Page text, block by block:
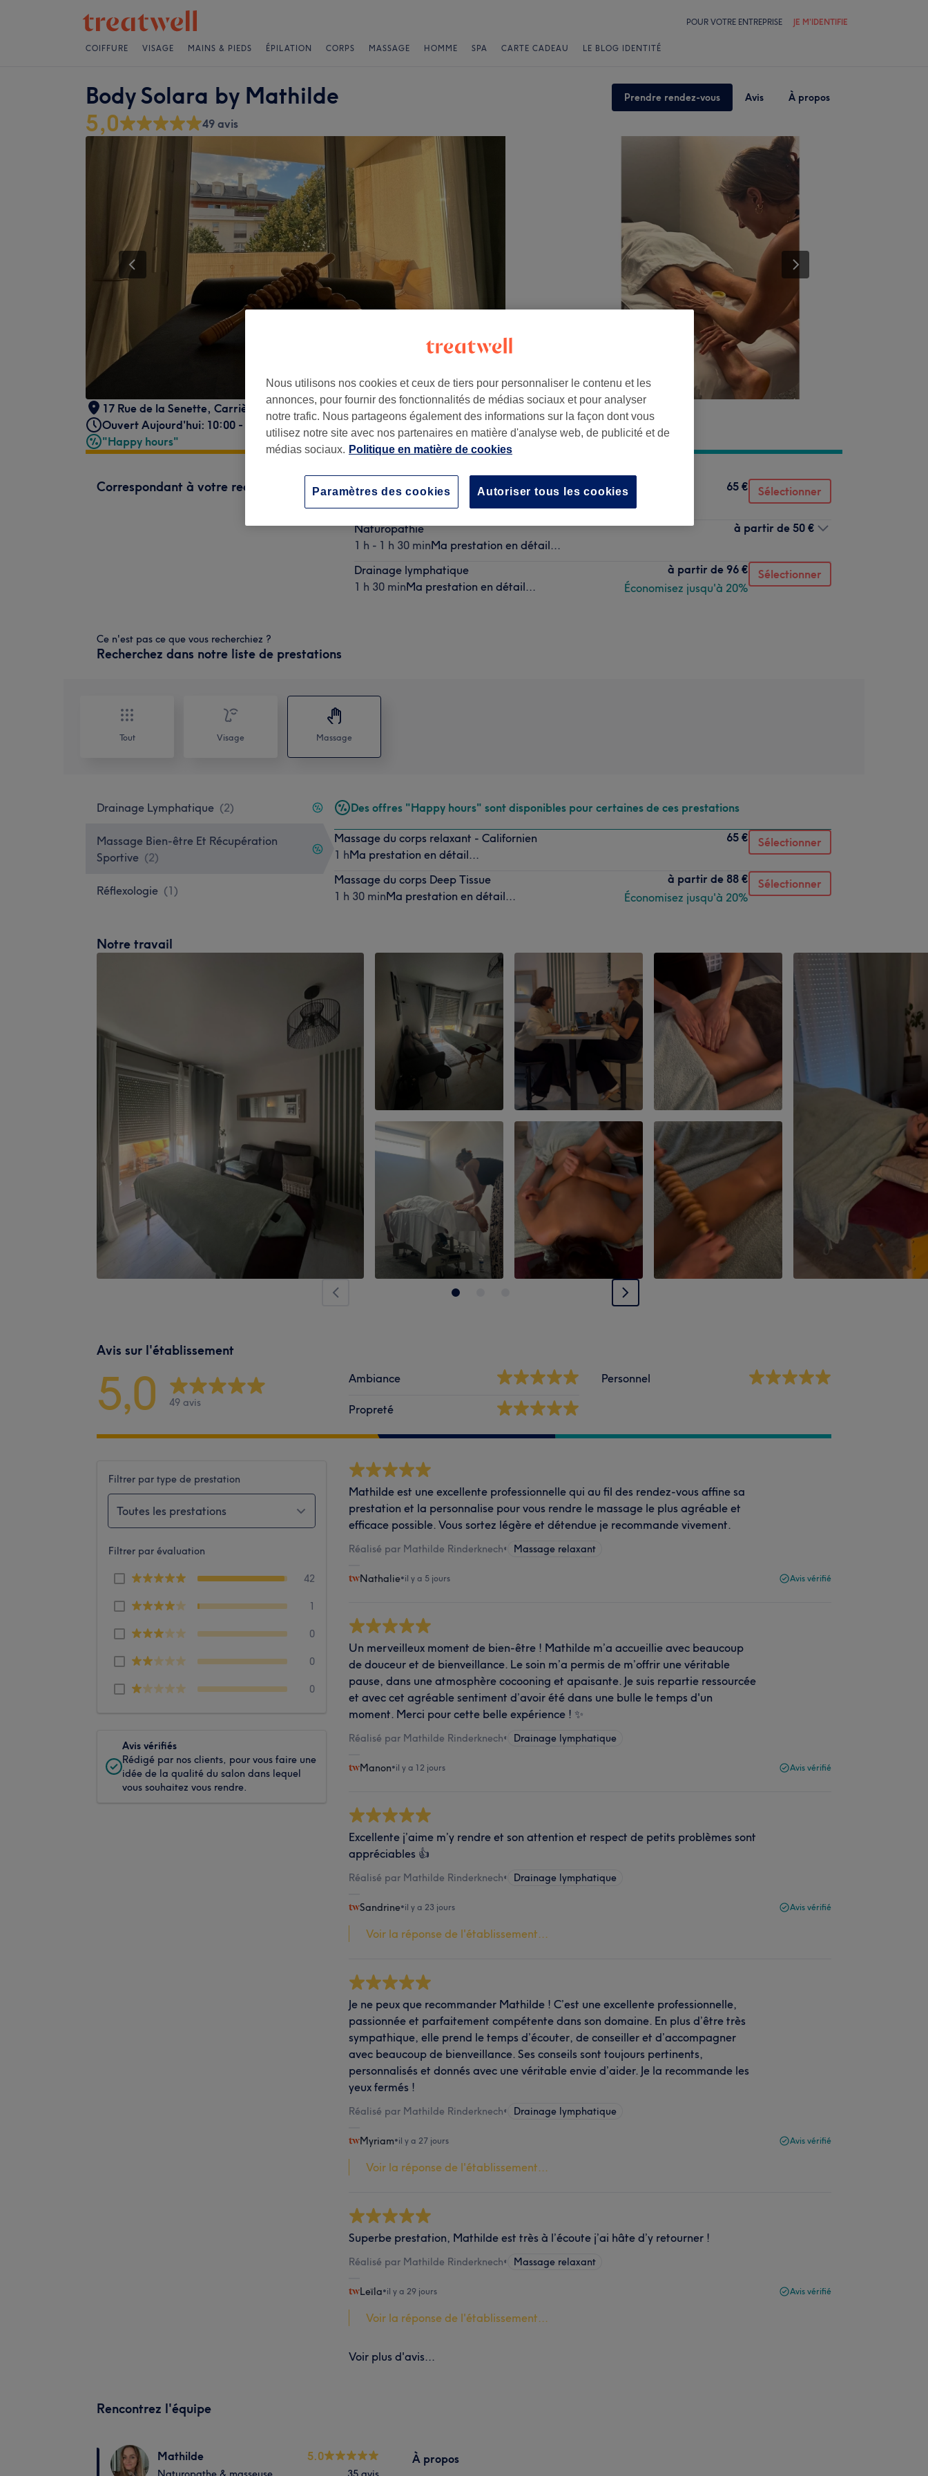
POUR VOTRE ENTREPRISE JE M'IDENTIFIE
COIFFURE VISAGE MAINS & PIEDS ÉPILATION CORPS MASSAGE HOMME SPA CARTE CADEAU LE BLOG IDENTITÉ
Body Solara by Mathilde Prendre rendez-vous Avis À propos
5,0 49 avis
17 Rue de la Senette, Carrières-sous-Poissy , 78955
Ouvert Aujourd'hui: 10:00 - 19:30
"Happy hours"
Correspondant à votre recherche
Massage du corps relaxant - Californien
65 € Sélectionner
Naturopathie
1 h - 1 h 30 minMa prestation en détail...
à partir de 50 €
Drainage lymphatique
1 h 30 minMa prestation en détail...
à partir de 96 €
Économisez jusqu'à 20%
Sélectionner
Ce n'est pas ce que vous recherchiez ?
Recherchez dans notre liste de prestations
Tout Visage Massage
Drainage Lymphatique (2)
Massage Bien-être Et Récupération
Sportive (2)
Réflexologie (1)
Des offres "Happy hours" sont disponibles pour certaines de ces prestations
Massage du corps relaxant - Californien
1 hMa prestation en détail...
65 € Sélectionner
Massage du corps Deep Tissue
1 h 30 minMa prestation en détail...
à partir de 88 €
Économisez jusqu'à 20%
Sélectionner
Notre travail
Avis sur l'établissement
5,0 49 avis
Ambiance
Propreté
Personnel
Filtrer par type de prestation
Toutes les prestations
Filtrer par évaluation
42
1
0
0
0
Avis vérifiés
Rédigé par nos clients, pour vous faire une
idée de la qualité du salon dans lequel
vous souhaitez vous rendre.
Mathilde est une excellente professionnelle qui au fil des rendez-vous affine sa
prestation et la personnalise pour vous rendre le massage le plus agréable et
efficace possible. Vous sortez légère et détendue je recommande vivement.
Réalisé par Mathilde Rinderknech• Massage relaxant
Nathalie•il y a 5 jours Avis vérifié
Un merveilleux moment de bien-être ! Mathilde m’a accueillie avec beaucoup
de douceur et de bienveillance. Le soin m’a permis de m’offrir une véritable
pause, dans une atmosphère cocooning et apaisante. Je suis repartie ressourcée
et avec cet agréable sentiment d’avoir été dans une bulle le temps d'un
moment. Merci pour cette belle expérience ! ✨
Réalisé par Mathilde Rinderknech• Drainage lymphatique
Manon•il y a 12 jours Avis vérifié
Excellente j’aime m’y rendre et son attention et respect de petits problèmes sont
appréciables 👍
Réalisé par Mathilde Rinderknech• Drainage lymphatique
Sandrine•il y a 23 jours Avis vérifié
Voir la réponse de l'établissement...
Je ne peux que recommander Mathilde ! C’est une excellente professionnelle,
passionnée et parfaitement compétente dans son domaine. En plus d’être très
sympathique, elle prend le temps d’écouter, de conseiller et d’accompagner
avec beaucoup de bienveillance. Ses conseils sont toujours pertinents,
personnalisés et donnés avec une véritable envie d’aider. Je la recommande les
yeux fermés !
Réalisé par Mathilde Rinderknech• Drainage lymphatique
Myriam•il y a 27 jours Avis vérifié
Voir la réponse de l'établissement...
Superbe prestation, Mathilde est très à l’écoute j’ai hâte d’y retourner !
Réalisé par Mathilde Rinderknech• Massage relaxant
Leïla•il y a 29 jours Avis vérifié
Voir la réponse de l'établissement...
Voir plus d'avis...
Rencontrez l'équipe
Mathilde 5.0
À propos
Nous utilisons nos cookies et ceux de tiers pour personnaliser le contenu et les
annonces, pour fournir des fonctionnalités de médias sociaux et pour analyser
notre trafic. Nous partageons également des informations sur la façon dont vous
utilisez notre site avec nos partenaires en matière d'analyse web, de publicité et de
médias sociaux. Politique en matière de cookies
Autoriser tous les cookies
Paramètres des cookies